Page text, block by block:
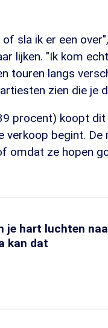
sla ik er een
lijken. "Ik kom
touren langs
zien die je
procent) koopt
verkoop begint.
omdat ze hopen
je hart luchten
kan dat